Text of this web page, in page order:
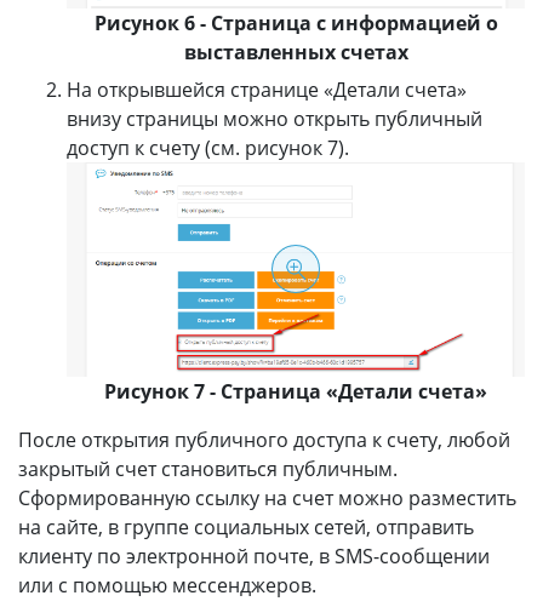
Рисунок 6 - Страница с информацией о
выставленных счетах
На открывшейся странице «Детали счета»
внизу страницы можно открыть публичный
доступ к счету (см. рисунок 7).
Рисунок 7 - Страница «Детали счета»
После открытия публичного доступа к счету, любой
закрытый счет становиться публичным.
Сформированную ссылку на счет можно разместить
на сайте, в группе социальных сетей, отправить
клиенту по электронной почте, в SMS-сообщении
или с помощью мессенджеров.